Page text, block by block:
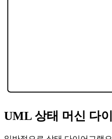
UML 상태 머신 다